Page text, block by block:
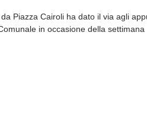
Piazza Cairoli ha dato il via agli
in occasione della settimana